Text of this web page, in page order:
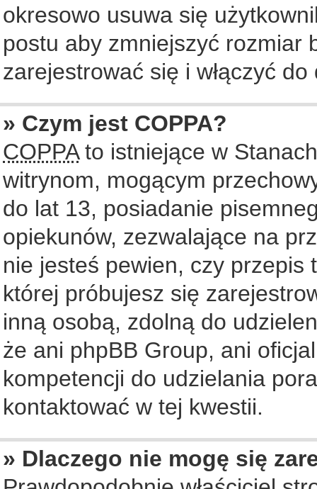
okresowo usuwa się
postu aby zmniejszyć rozmiar
zarejestrować się i włączyć
» Czym jest COPPA?
COPPAto istniejące w
witrynom, mogącym
do lat 13, posiadanie
opiekunów, zezwalające na
nie jesteś pewien, czy przepis
której próbujesz się
inną osobą, zdolną do
że ani phpBB Group, ani
kompetencji do udzielania
kontaktować w tej kwestii.
» Dlaczego nie mogę się